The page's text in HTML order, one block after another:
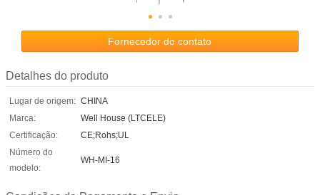
Fornecedor do contato
Detalhes do produto
Lugar de origem: CHINA
Marca:
Well House (LTCELE)
Certificação:
CE;Rohs;UL
Número do
modelo:
WH-MI-16